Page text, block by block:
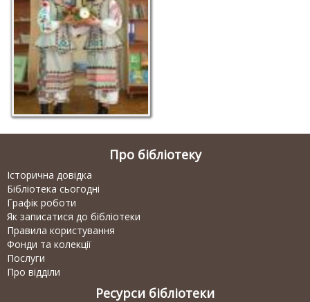
гостинно в бібліотеці.
Фото М.С. Макарюка
Про бібліотеку
Історична довідка
Бібліотека сьогодні
Графік роботи
Як записатися до бібліотеки
Правила користування
Фонди та колекції
Послуги
Про відділи
Ресурси бібліотеки